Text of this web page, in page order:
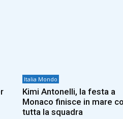
Italia Mondo
Kimi Antonelli, la festa a
Monaco finisce in mare
tutta la squadra